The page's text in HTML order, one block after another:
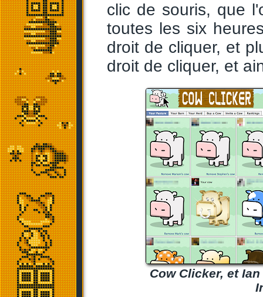
clic de souris, que
toutes les six
droit de cliquer, et
droit de cliquer, et
Cow Clicker, et